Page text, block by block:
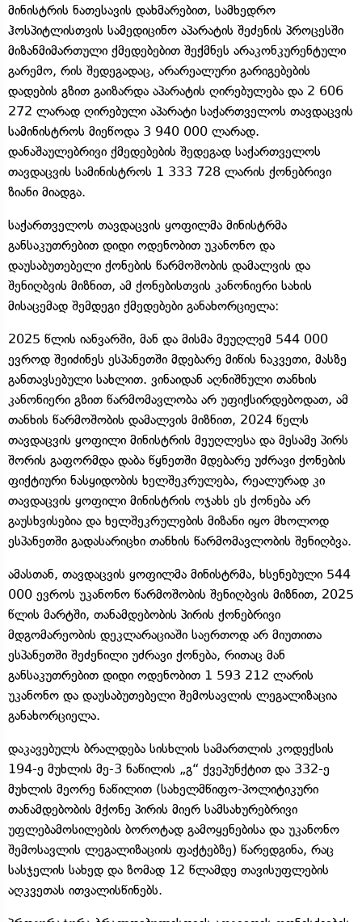
მინისტრის ნათესავის დახმარებით, სამხედრო
ჰოსპიტლისთვის სამედიცინო აპარატის შეძენის პროცესში
მიზანმიმართული ქმედებებით შექმნეს არაკონკურენტული
გარემო, რის შედეგადაც, არარეალური გარიგებების
დადების გზით გაიზარდა აპარატის ღირებულება და 2 606
272 ლარად ღირებული აპარატი საქართველოს თავდაცვის
სამინისტროს მიეწოდა 3 940 000 ლარად.
დანაშაულებრივი ქმედებების შედეგად საქართველოს
თავდაცვის სამინისტროს 1 333 728 ლარის ქონებრივი
ზიანი მიადგა.
საქართველოს თავდაცვის ყოფილმა მინისტრმა
განსაკუთრებით დიდი ოდენობით უკანონო და
დაუსაბუთებელი ქონების წარმოშობის დამალვის და
შენიღბვის მიზნით, ამ ქონებისთვის კანონიერი სახის
მისაცემად შემდეგი ქმედებები განახორციელა:
2025 წლის იანვარში, მან და მისმა მეუღლემ 544 000
ევროდ შეიძინეს ესპანეთში მდებარე მიწის ნაკვეთი, მასზე
განთავსებული სახლით. ვინაიდან აღნიშნული თანხის
კანონიერი გზით წარმომავლობა არ უფიქსირდებოდათ, ამ
თანხის წარმოშობის დამალვის მიზნით, 2024 წელს
თავდაცვის ყოფილი მინისტრის მეუღლესა და მესამე პირს
შორის გაფორმდა დაბა წყნეთში მდებარე უძრავი ქონების
ფიქტიური ნასყიდობის ხელშეკრულება, რეალურად კი
თავდაცვის ყოფილი მინისტრის ოჯახს ეს ქონება არ
გაუსხვისებია და ხელშეკრულების მიზანი იყო მხოლოდ
ესპანეთში გადასარიცხი თანხის წარმომავლობის შენიღბვა.
ამასთან, თავდაცვის ყოფილმა მინისტრმა, ხსენებული 544
000 ევროს უკანონო წარმოშობის შენიღბვის მიზნით, 2025
წლის მარტში, თანამდებობის პირის ქონებრივი
მდგომარეობის დეკლარაციაში საერთოდ არ მიუთითა
ესპანეთში შეძენილი უძრავი ქონება, რითაც მან
განსაკუთრებით დიდი ოდენობით 1 593 212 ლარის
უკანონო და დაუსაბუთებელი შემოსავლის ლეგალიზაცია
განახორციელა.
დაკავებულს ბრალდება სისხლის სამართლის კოდექსის
194-ე მუხლის მე-3 ნაწილის „გ“ ქვეპუნქტით და 332-ე
მუხლის მეორე ნაწილით (სახელმწიფო-პოლიტიკური
თანამდებობის მქონე პირის მიერ სამსახურებრივი
უფლებამოსილების ბოროტად გამოყენებისა და უკანონო
შემოსავლის ლეგალიზაციის ფაქტებზე) წარედგინა, რაც
სასჯელის სახედ და ზომად 12 წლამდე თავისუფლების
აღკვეთას ითვალისწინებს.